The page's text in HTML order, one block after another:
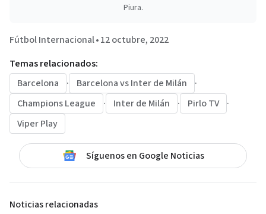
Piura.
Fútbol Internacional•12 octubre, 2022
Temas relacionados:
Barcelona
· Barcelona vs Inter de Milán
·
Champions League
· Inter de Milán · Pirlo TV
·
Viper Play
Síguenos en Google Noticias
Noticias relacionadas